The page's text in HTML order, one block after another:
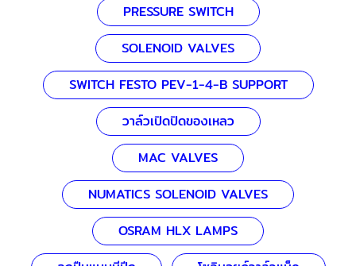
PRESSURE SWITCH
SOLENOID VALVES
SWITCH FESTO PEV-1-4-B SUPPORT
วาล์วเปิดปิดของเหลว
MAC VALVES
NUMATICS SOLENOID VALVES
OSRAM HLX LAMPS